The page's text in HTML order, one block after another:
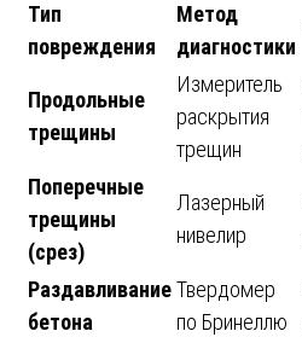
Тип
повреждения
Метод
диагностики
Продольные
трещины
Измеритель
раскрытия
трещин
Поперечные
трещины
(срез)
Лазерный
нивелир
Раздавливание
бетона
Твердомер
по Бринеллю